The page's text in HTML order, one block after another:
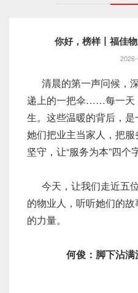
你好，榜样丨福佳
清晨的第一声问候，
递上的一把伞……每一天
生。这些温暖的背后，是
她们把业主当家人，把
坚守，让“服务为本”四个
今天，让我们走近五
的物业人，听听她们的
的力量。
何俊：脚下沾